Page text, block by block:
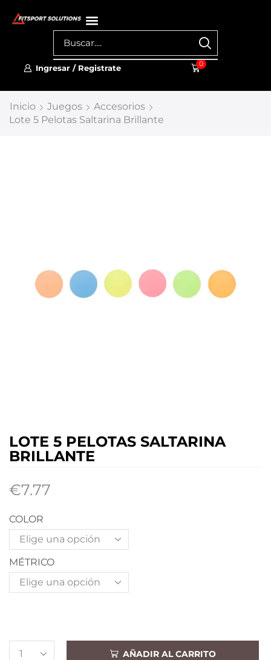
Ingresar / Registrate 0
Inicio Juegos
Accesorios
Lote 5 Pelotas Saltarina Brillante
LOTE 5 PELOTAS SALTARINA
BRILLANTE
€7.77
COLOR
MÉTRICO
AÑADIR AL CARRITO